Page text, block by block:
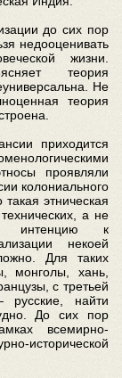
до сих пор
недооценивать
жизни.
теория
Не
теория
приходится
проявляли
колониального
этническая
а не
интенцию к
некоей
Для таких
монголы, хань,
с третьей
найти
До сих пор
всемирно-
исторической